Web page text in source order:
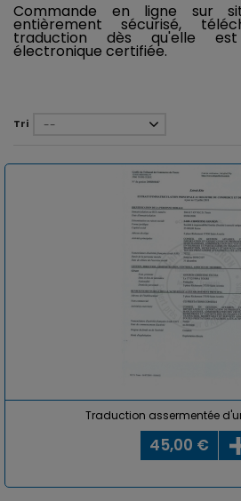
Commande en ligne sur
entièrement sécurisé,
traduction dès qu'elle
électronique certifiée.
Tri --
Traduction assermentée
45,00 €